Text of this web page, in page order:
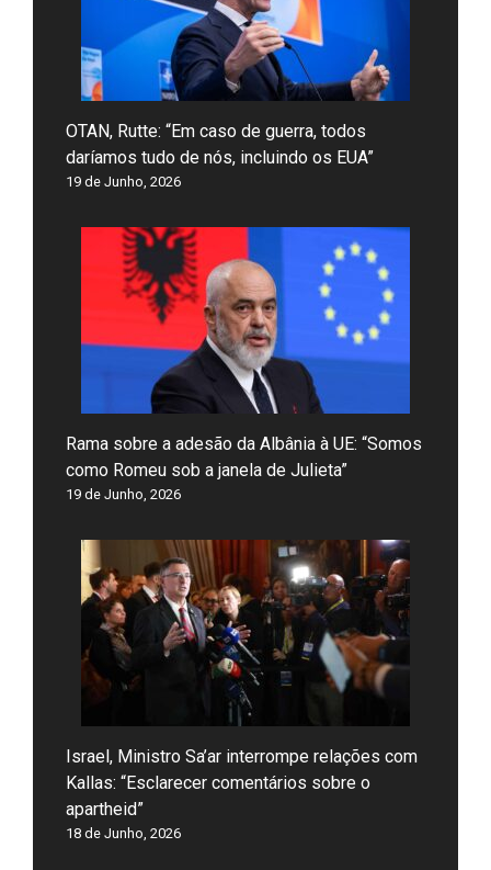
OTAN, Rutte: “Em caso de guerra, todos
daríamos tudo de nós, incluindo os EUA”
19 de Junho, 2026
Rama sobre a adesão da Albânia à UE: “Somos
como Romeu sob a janela de Julieta”
19 de Junho, 2026
Israel, Ministro Sa’ar interrompe relações com
Kallas: “Esclarecer comentários sobre o
apartheid”
18 de Junho, 2026